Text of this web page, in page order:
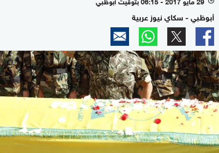
أبوظبي - سكاي نيوز عربية